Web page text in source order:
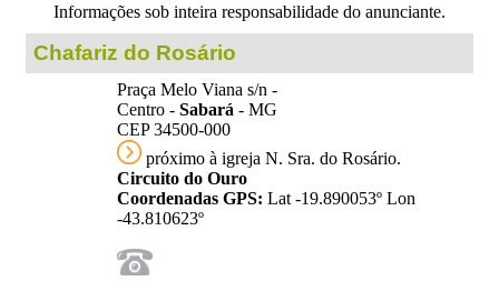
Informações sob inteira responsabilidade do anunciante.
Chafariz do Rosário
Praça Melo Viana s/n -
Centro - Sabará - MG
CEP 34500-000
próximo à igreja N. Sra. do Rosário.
Circuito do Ouro
Coordenadas GPS: Lat -19.890053º Lon
-43.810623º